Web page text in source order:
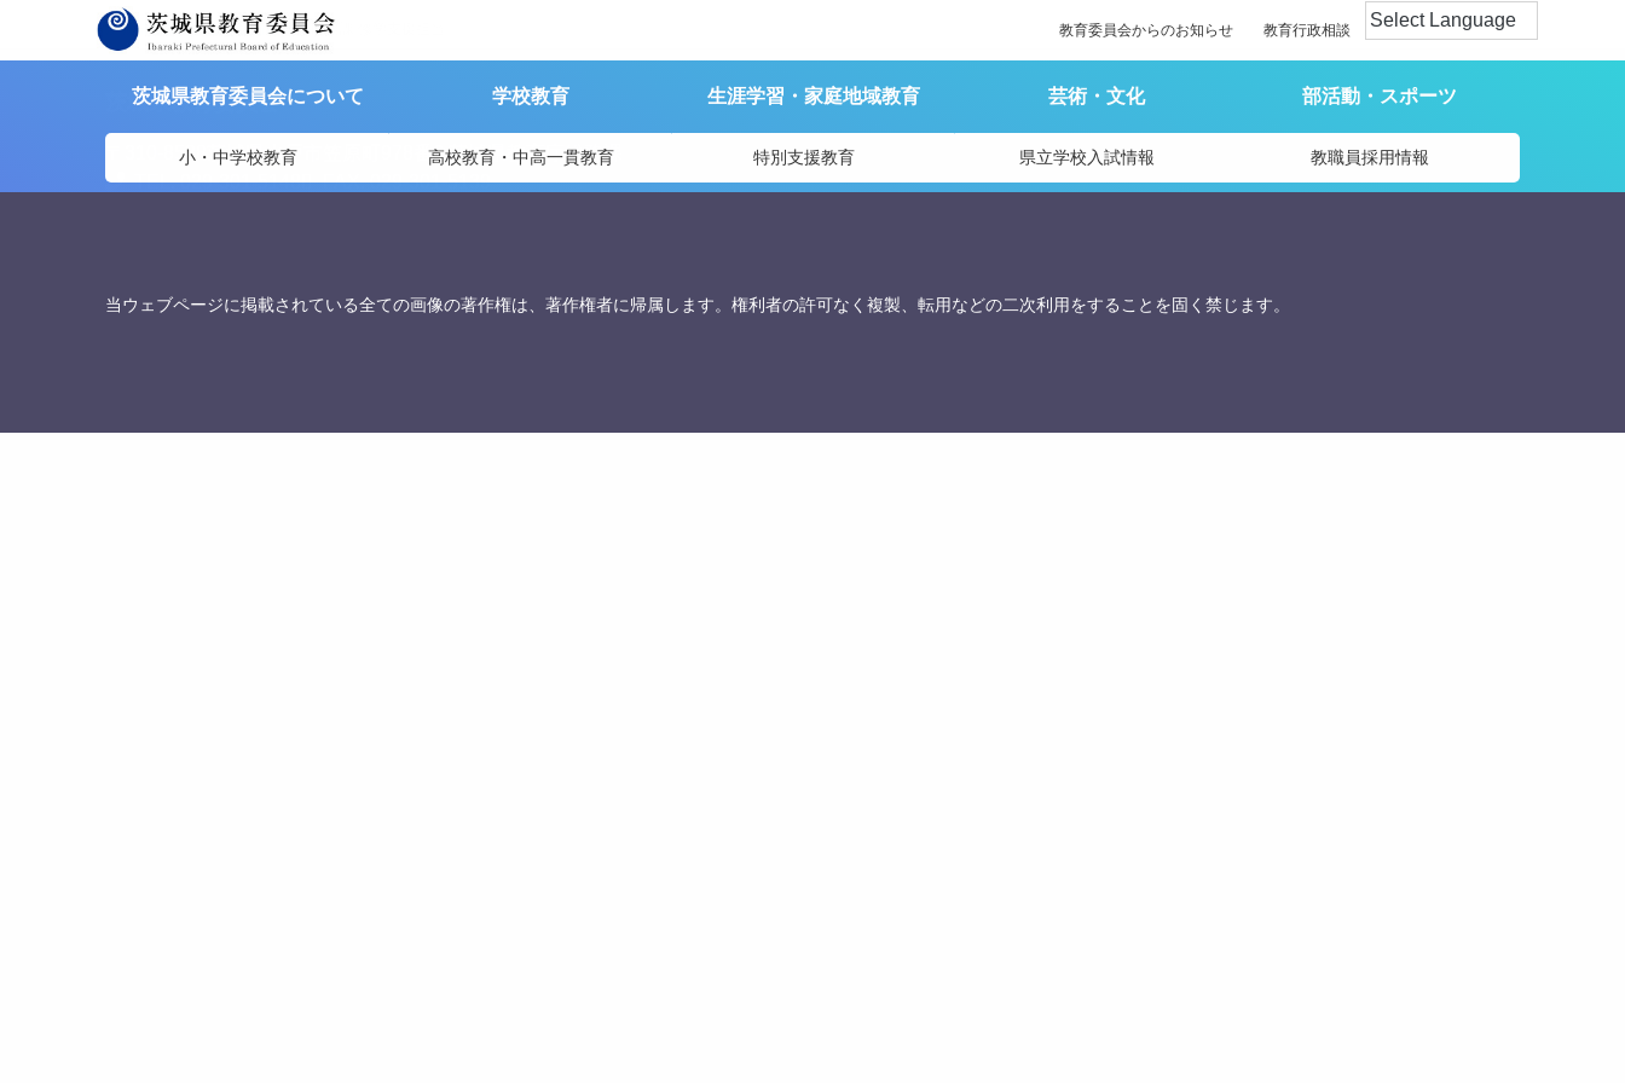
教育委員会からのお知らせ 教育行政相談
茨城県教育委員会について 学校教育 生涯学習・家庭地域教育 芸術・文化 部活動・スポーツ
小・中学校教育 高校教育・中高一貫教育 特別支援教育 県立学校入試情報 教職員採用情報
茨城県教育委員会>担当部署> 財務課 修学支援担当
茨城県教育委員会
〒310-8588 茨城県水戸市笠原町978番6 茨城県教育庁総務課
TEL. 029-301-5148
FAX. 029-301-5139
当ウェブページに掲載されている全ての画像の著作権は、著作権者に帰属します。権利者の許可なく複製、転用などの二次利用をすることを固く禁じます。